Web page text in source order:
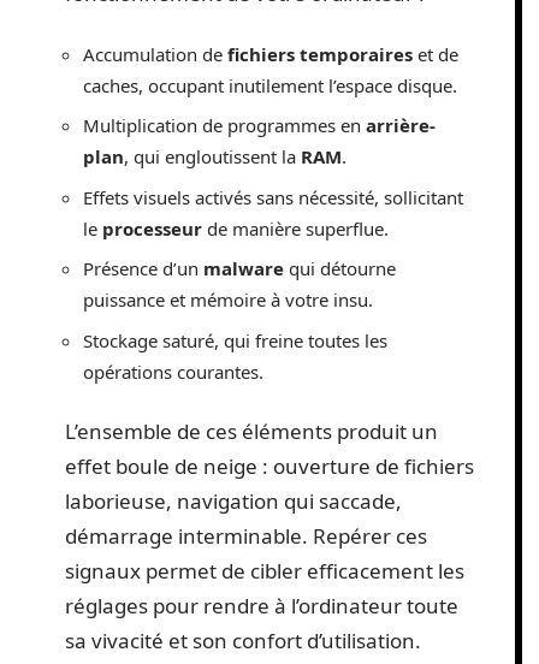
Accumulation de fichiers temporaires et de
caches, occupant inutilement l’espace disque.
Multiplication de programmes en arrière-
plan, qui engloutissent la RAM.
Effets visuels activés sans nécessité, sollicitant
le processeur de manière superflue.
Présence d’un malware qui détourne
puissance et mémoire à votre insu.
Stockage saturé, qui freine toutes les
opérations courantes.
L’ensemble de ces éléments produit un
effet boule de neige : ouverture de fichiers
laborieuse, navigation qui saccade,
démarrage interminable. Repérer ces
signaux permet de cibler efficacement les
réglages pour rendre à l’ordinateur toute
sa vivacité et son confort d’utilisation.